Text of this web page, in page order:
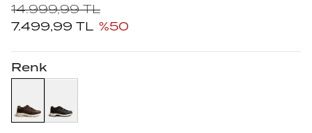
14.999,99 TL
7.499,99 TL %50
Renk